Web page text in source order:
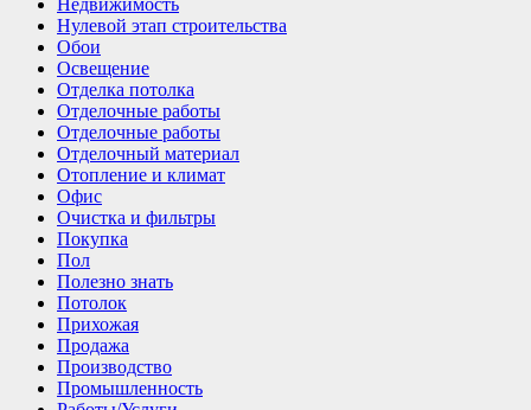
Недвижимость
Нулевой этап строительства
Обои
Освещение
Отделка потолка
Отделочные работы
Отделочные работы
Отделочный материал
Отопление и климат
Офис
Очистка и фильтры
Покупка
Пол
Полезно знать
Потолок
Прихожая
Продажа
Производство
Промышленность